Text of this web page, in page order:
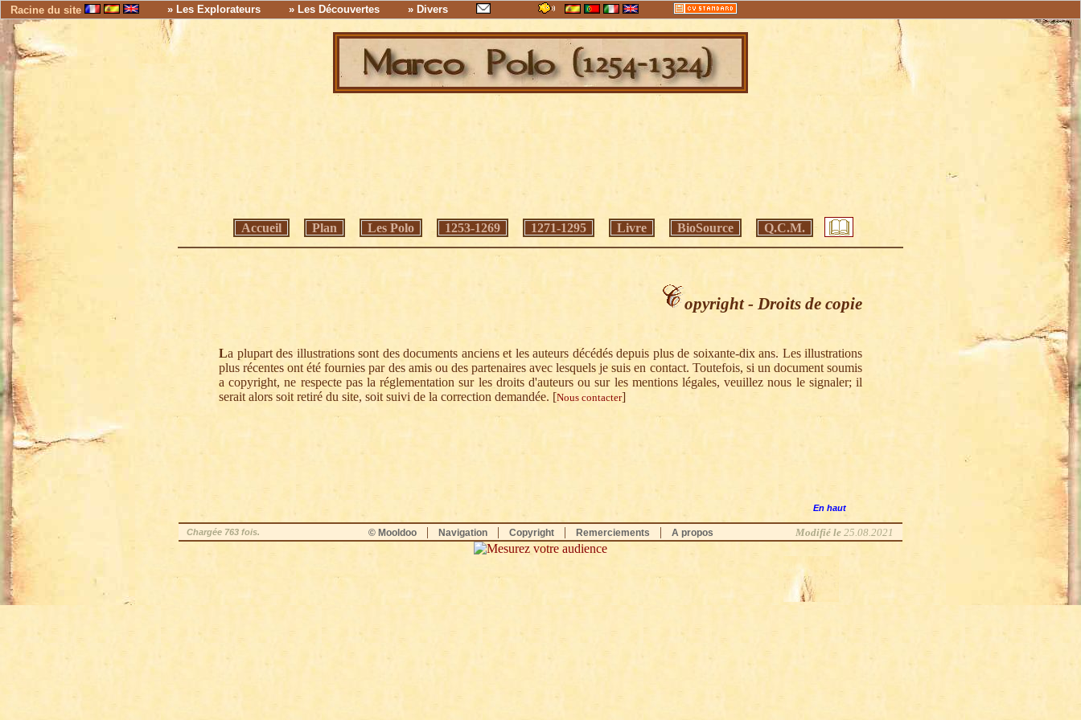
Racine du site » Les Explorateurs » Les Découvertes » Divers
Accueil Plan Les Polo 1253-1269 1271-1295 Livre BioSource Q.C.M.
opyright - Droits de copie
La plupart des illustrations sont des documents anciens et les auteurs décédés depuis plus de soixante-dix ans. Les illustrations
plus récentes ont été fournies par des amis ou des partenaires avec lesquels je suis en contact. Toutefois, si un document soumis
a copyright, ne respecte pas la réglementation sur les droits d'auteurs ou sur les mentions légales, veuillez nous le signaler; il
serait alors soit retiré du site, soit suivi de la correction demandée. [Nous contacter]
En haut
Chargée 763 fois. © Mooldoo| Navigation| Copyright| Remerciements | A propos Modifié le 25.08.2021